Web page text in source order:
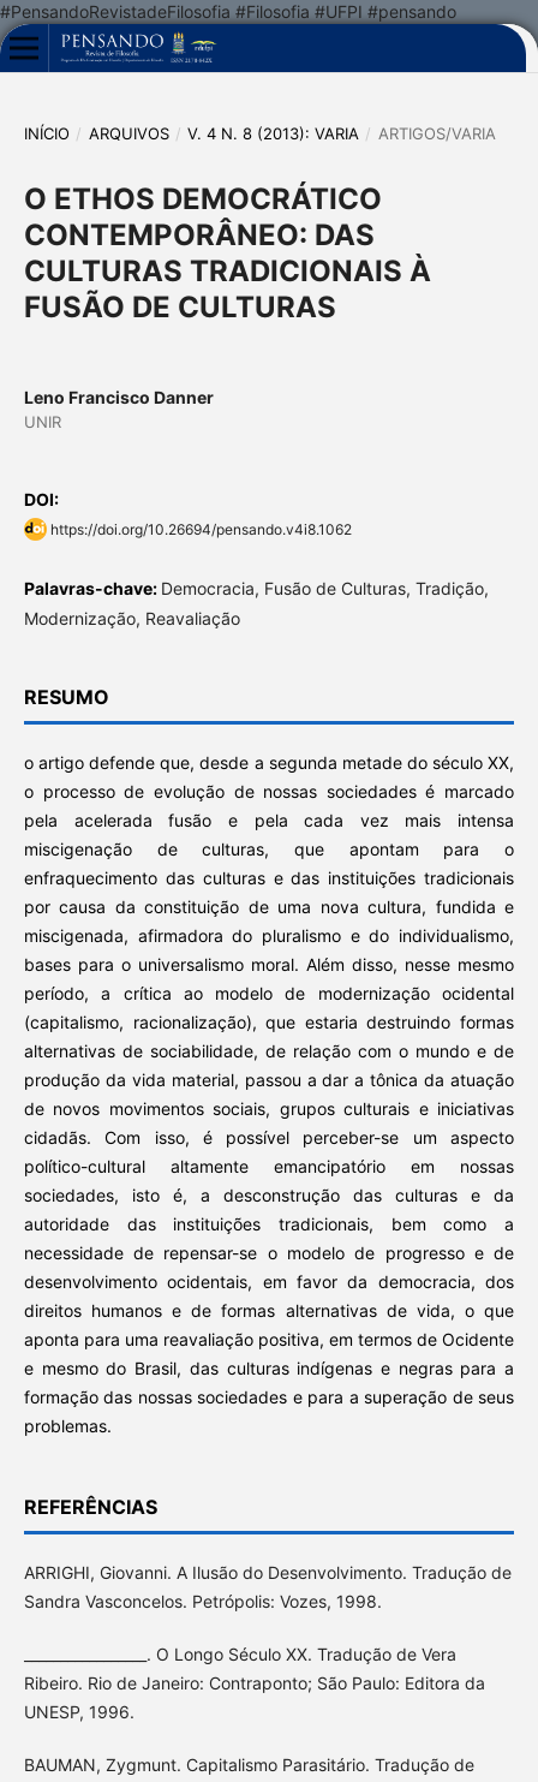
#PensandoRevistadeFilosofia #Filosofia #UFPI #pensando
INÍCIO / ARQUIVOS / V. 4 N. 8 (2013): VARIA / ARTIGOS/VARIA
O ETHOS DEMOCRÁTICO
CONTEMPORÂNEO: DAS
CULTURAS TRADICIONAIS À
FUSÃO DE CULTURAS
Leno Francisco Danner
UNIR
DOI:
https://doi.org/10.26694/pensando.v4i8.1062
Palavras-chave: Democracia, Fusão de Culturas, Tradição,
Modernização, Reavaliação
RESUMO
o artigo defende que, desde a segunda metade do século XX,
o processo de evolução de nossas sociedades é marcado
pela acelerada fusão e pela cada vez mais intensa
miscigenação de culturas, que apontam para o
enfraquecimento das culturas e das instituições tradicionais
por causa da constituição de uma nova cultura, fundida e
miscigenada, afirmadora do pluralismo e do individualismo,
bases para o universalismo moral. Além disso, nesse mesmo
período, a crítica ao modelo de modernização ocidental
(capitalismo, racionalização), que estaria destruindo formas
alternativas de sociabilidade, de relação com o mundo e de
produção da vida material, passou a dar a tônica da atuação
de novos movimentos sociais, grupos culturais e iniciativas
cidadãs. Com isso, é possível perceber-se um aspecto
político-cultural altamente emancipatório em nossas
sociedades, isto é, a desconstrução das culturas e da
autoridade das instituições tradicionais, bem como a
necessidade de repensar-se o modelo de progresso e de
desenvolvimento ocidentais, em favor da democracia, dos
direitos humanos e de formas alternativas de vida, o que
aponta para uma reavaliação positiva, em termos de Ocidente
e mesmo do Brasil, das culturas indígenas e negras para a
formação das nossas sociedades e para a superação de seus
problemas.
REFERÊNCIAS
ARRIGHI, Giovanni. A Ilusão do Desenvolvimento. Tradução de
Sandra Vasconcelos. Petrópolis: Vozes, 1998.
_________________. O Longo Século XX. Tradução de Vera
Ribeiro. Rio de Janeiro: Contraponto; São Paulo: Editora da
UNESP, 1996.
BAUMAN, Zygmunt. Capitalismo Parasitário. Tradução de